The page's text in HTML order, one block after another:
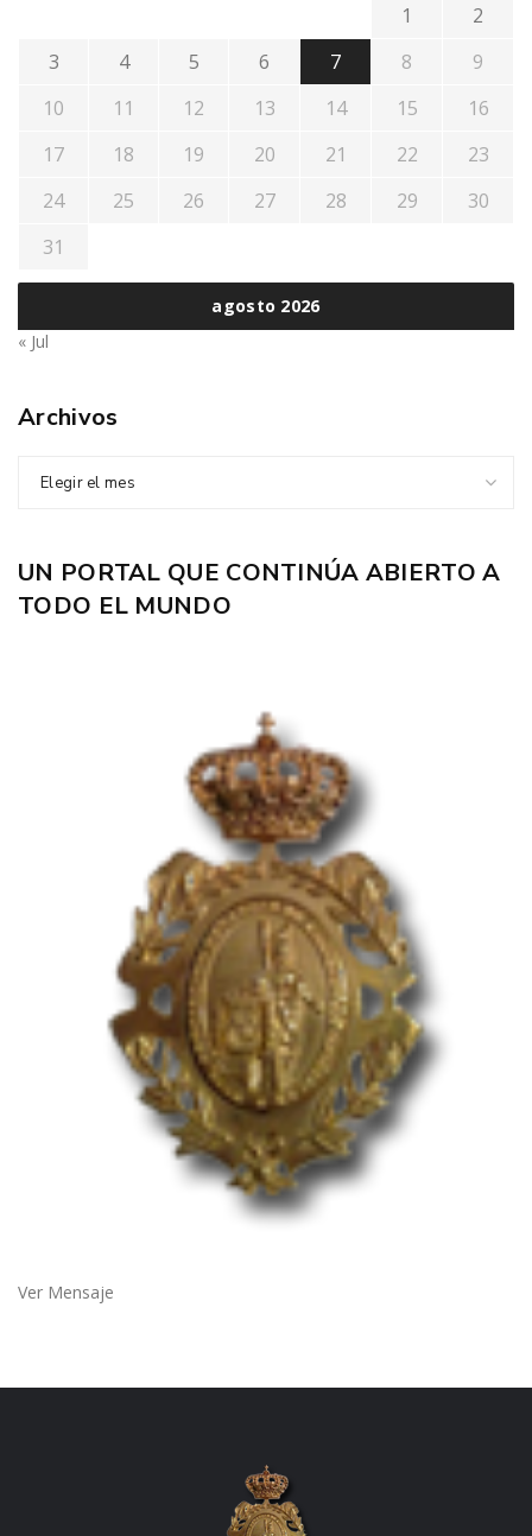
agosto 2026
1
2
3
4 5 6 7 8
9
10
11 12 13 14 15
16
17
18 19 20 21 22
23
24
25 26 27 28 29
30
31
« Jul
Archivos
Elegir el mes
UN PORTAL QUE CONTINÚA ABIERTO A
TODO EL MUNDO
Ver Mensaje